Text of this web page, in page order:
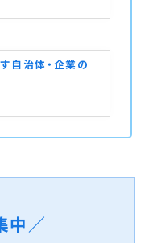
自治体・企業の
中／